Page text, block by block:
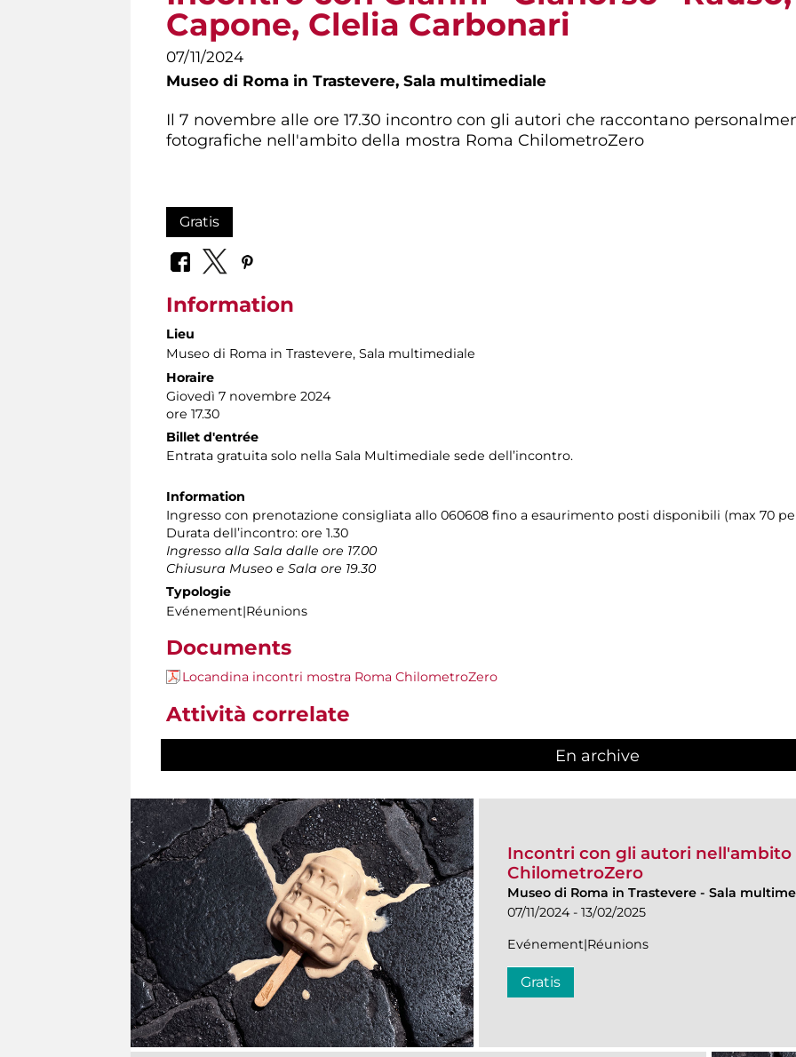
Capone, Clelia Carbonari
07/11/2024
Museo di Roma in Trastevere, Sala multimediale
Il 7 novembre alle ore 17.30 incontro con gli autori che raccontano
fotografiche nell'ambito della mostra Roma ChilometroZero
Gratis
Information
Lieu
Museo di Roma in Trastevere, Sala multimediale
Horaire
Giovedì 7 novembre 2024
ore 17.30
Billet d'entrée
Entrata gratuita solo nella Sala Multimediale sede dell’incontro.
Information
Ingresso con prenotazione consigliata allo 060608 fino a esaurimento posti disponibili (max 70
Durata dell’incontro: ore 1.30
Ingresso alla Sala dalle ore 17.00
Chiusura Museo e Sala ore 19.30
Typologie
Evénement|Réunions
Documents
Locandina incontri mostra Roma ChilometroZero
Attività correlate
En archive
Incontri con gli autori nell'ambito
ChilometroZero
Museo di Roma in Trastevere - Sala
07/11/2024 - 13/02/2025
Evénement|Réunions
Gratis